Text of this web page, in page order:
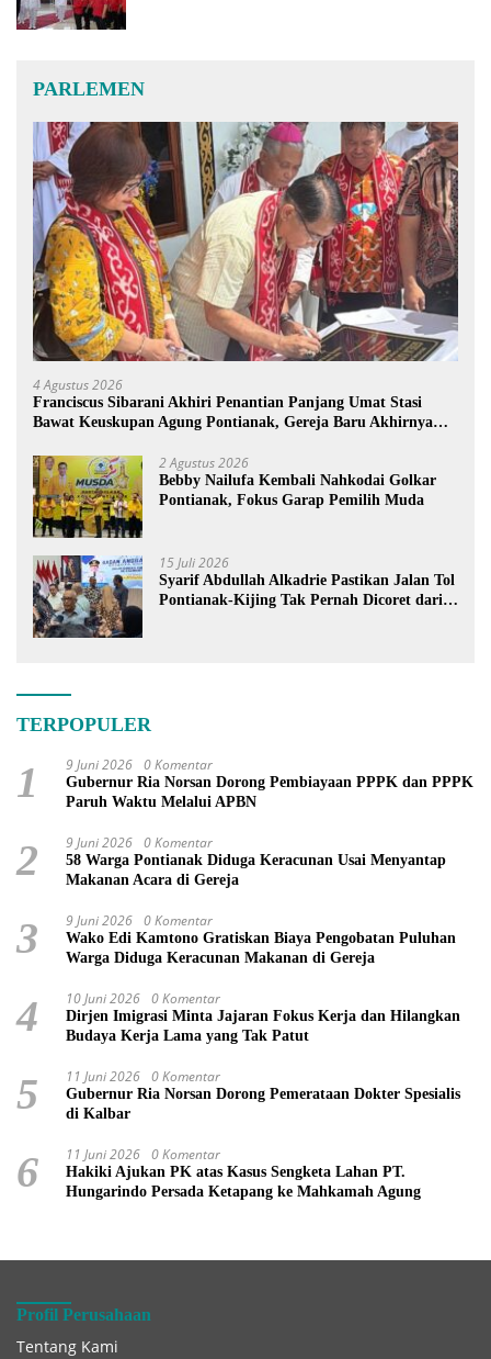
PARLEMEN
4 Agustus 2026
Franciscus Sibarani Akhiri Penantian Panjang Umat Stasi
Bawat Keuskupan Agung Pontianak, Gereja Baru Akhirnya
2 Agustus 2026
Bebby Nailufa Kembali Nahkodai Golkar
Pontianak, Fokus Garap Pemilih Muda
15 Juli 2026
Syarif Abdullah Alkadrie Pastikan Jalan Tol
Pontianak-Kijing Tak Pernah Dicoret dari
TERPOPULER
1 9 Juni 2026 0 Komentar
Gubernur Ria Norsan Dorong Pembiayaan PPPK dan PPPK
Paruh Waktu Melalui APBN
2 9 Juni 2026 0 Komentar
58 Warga Pontianak Diduga Keracunan Usai Menyantap
Makanan Acara di Gereja
3 9 Juni 2026 0 Komentar
Wako Edi Kamtono Gratiskan Biaya Pengobatan Puluhan
Warga Diduga Keracunan Makanan di Gereja
4 10 Juni 2026 0 Komentar
Dirjen Imigrasi Minta Jajaran Fokus Kerja dan Hilangkan
Budaya Kerja Lama yang Tak Patut
5 11 Juni 2026 0 Komentar
Gubernur Ria Norsan Dorong Pemerataan Dokter Spesialis
di Kalbar
6 11 Juni 2026 0 Komentar
Hakiki Ajukan PK atas Kasus Sengketa Lahan PT.
Hungarindo Persada Ketapang ke Mahkamah Agung
Profil Perusahaan
Tentang Kami